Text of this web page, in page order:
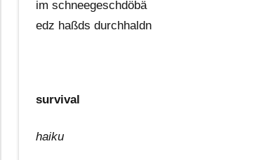
im schneegeschdöbä
edz haßds durchhaldn
survival
haiku